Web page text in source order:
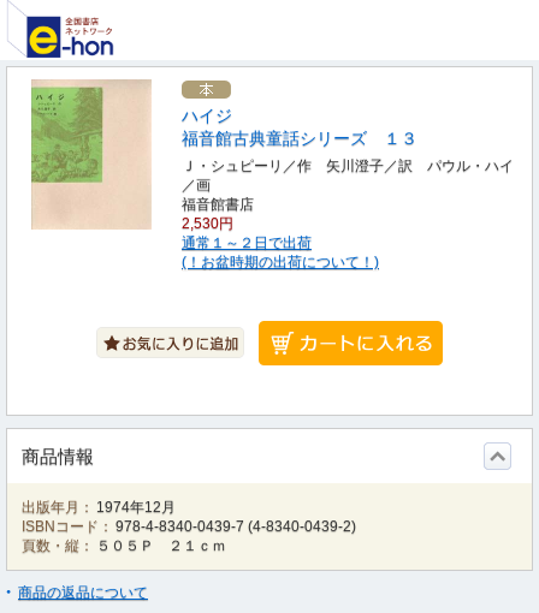
ハイジ
福音館古典童話シリーズ １３
Ｊ・シュピーリ／作 矢川澄子／訳 パウル・ハイ
／画
福音館書店
2,530円
通常１～２日で出荷
(！お盆時期の出荷について！)
商品情報
出版年月： 1974年12月
ISBNコード： 978-4-8340-0439-7 (4-8340-0439-2)
頁数・縦：
５０５Ｐ ２１ｃｍ
商品の返品について